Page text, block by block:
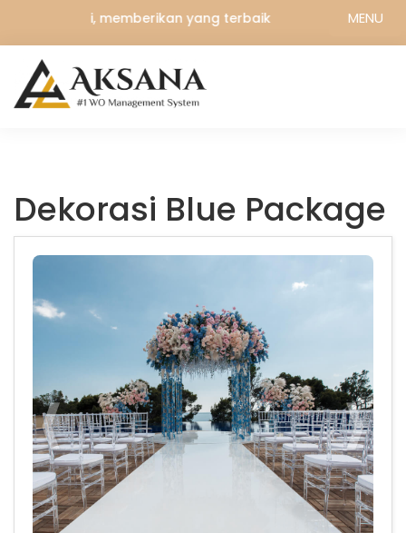
hati, memberikan yang terbaik
Dekorasi Blue Package
MENU